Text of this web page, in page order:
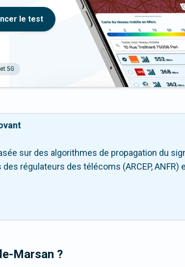
le test
5G
sur des algorithmes de propagation du
régulateurs des télécoms (ARCEP, ANFR)
Marsan ?